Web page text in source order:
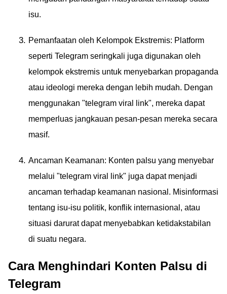
isu.
Pemanfaatan oleh Kelompok Ekstremis: Platform
seperti Telegram seringkali juga digunakan oleh
kelompok ekstremis untuk menyebarkan propaganda
atau ideologi mereka dengan lebih mudah. Dengan
menggunakan "telegram viral link", mereka dapat
memperluas jangkauan pesan-pesan mereka secara
masif.
Ancaman Keamanan: Konten palsu yang menyebar
melalui "telegram viral link" juga dapat menjadi
ancaman terhadap keamanan nasional. Misinformasi
tentang isu-isu politik, konflik internasional, atau
situasi darurat dapat menyebabkan ketidakstabilan
di suatu negara.
Cara Menghindari Konten Palsu di
Telegram